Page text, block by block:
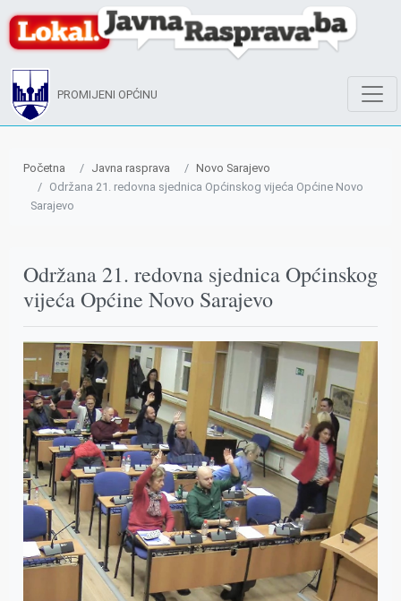
PROMIJENI OPĆINU
Početna Javna rasprava
Novo Sarajevo
Održana 21. redovna sjednica Općinskog vijeća Općine Novo
Sarajevo
Održana 21. redovna sjednica Općinskog
vijeća Općine Novo Sarajevo